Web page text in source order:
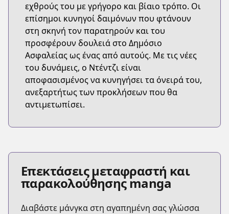
εχθρούς του με γρήγορο και βίαιο τρόπο. Οι
επίσημοι κυνηγοί δαιμόνων που φτάνουν
στη σκηνή τον παρατηρούν και του
προσφέρουν δουλειά στο Δημόσιο
Ασφαλείας ως ένας από αυτούς. Με τις νέες
του δυνάμεις, ο Ντέντζι είναι
αποφασισμένος να κυνηγήσει τα όνειρά του,
ανεξαρτήτως των προκλήσεων που θα
αντιμετωπίσει.
Επεκτάσεις μεταφραστή και
παρακολούθησης manga
Διαβάστε μάνγκα στη αγαπημένη σας γλώσσα